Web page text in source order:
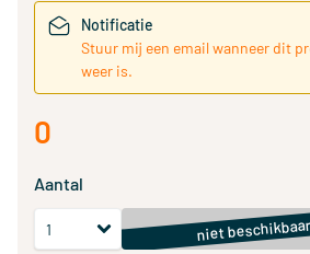
Notificatie
Stuur mij een email wanneer dit
weer is.
0
Aantal
niet